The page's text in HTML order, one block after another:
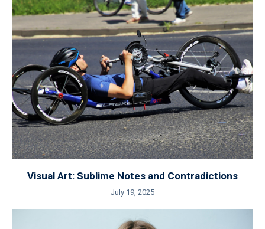
Visual Art: Sublime Notes and Contradictions
July 19, 2025